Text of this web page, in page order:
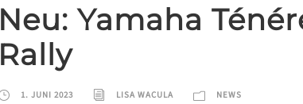
Neu: Yamaha
Rally
1. JUNI 2023 LISA WACULA NEWS